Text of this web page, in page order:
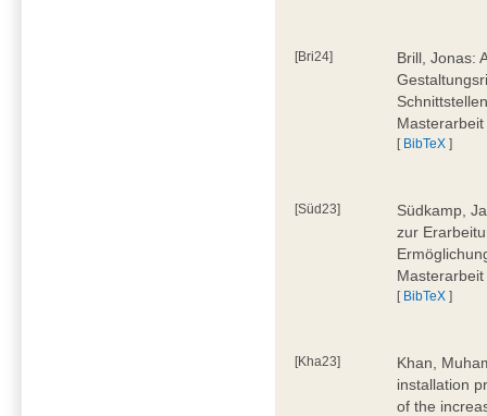
[Bri24]
Brill, Jonas:
[ BibTeX ]
[Süd23]
Südkamp,
zur
[ BibTeX ]
[Kha23]
Khan,
installation
of the